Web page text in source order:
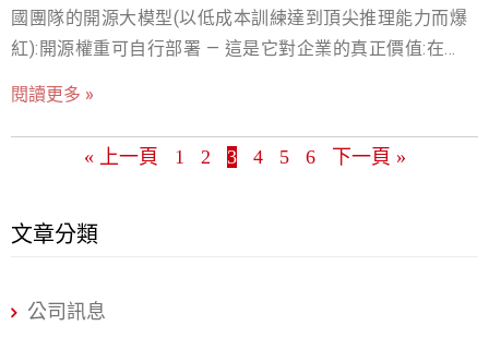
體市場造成巨大影響。由於 DeepSeek 採用更具成本效益
的運算方式，其 AI 訓練可使用較低規格的 H800 GPU，相
較於 OpenAI 依賴 NVIDIA H100 高階晶片的策略，
資人對 NVIDIA 未來的市場需求產生疑慮，導致 NVIDIA 股
而受到廣泛關注。不同於 OpenAI 的封閉式授權模式，
國團隊的開源大模型(以低成本訓練達到頂尖推理能力而爆
紅):開源權重可自行部署 — 這是它對企業的真正價值:在自
端服務有資料主權疑慮(伺服器在中國),自架開源版則無此問
題 — 敏感產業「只用開源自部署」是安全解。 前言：為什
麼大家最近都在討論DeepSeek ？ 最近 AI 圈很熱鬧，除了
字：「DeepSeek」。簡單來說，DeepSeek是一間來自中
至於DeepSeek功能有多厲害呢？接下來就讓我們深入解析
閱讀更多 »
« 上一頁 1 2 3 4 5 6 下一頁 »
文章分類
公司訊息